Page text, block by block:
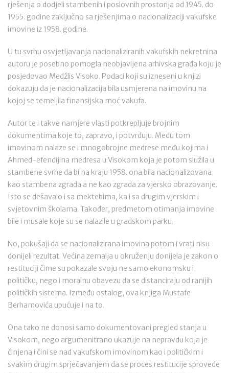
rješenja o dodjeli stambenih i poslovnih prostorija od 1945. do
1955. godine zaključno sa rješenjima o nacionalizaciji vakufske
imovine iz 1958. godine.
U tu svrhu osvjetljavanja nacionaliziranih vakufskih nekretnina
autoru je posebno pomogla neobjavljena arhivska građa koju je
posjedovao Medžlis Visoko. Podaci koji su izneseni u knjizi
dokazuju da je nacionalizacija bila usmjerena na imovinu na
kojoj se temeljila finansijska moć vakufa.
Autor te i takve namjere vlasti potkrepljuje brojnim
dokumentima koje to, zapravo, i potvrđuju. Među tom
imovinom nalaze se i mnogobrojne medrese među kojima i
Ahmed-efendijina medresa u Visokom koja je potom služila u
stambene svrhe da bi na kraju 1958. ona bila nacionalizovana
kao stambena zgrada a ne kao zgrada za vjersko obrazovanje.
Isto se dešavalo i sa mektebima, ka i sa drugim vjerskim i
svjetovnim školama. Također, predmetom otimanja imovine
bile i musale koje su se nalazile u gradskom parku.
No, pokušaji da se nacionalizirana imovina potom i vrati nisu
donijeli rezultat. Većina zemalja u okruženju donijela je zakon o
restituciji čime su pokazale svoju ne samo ekonomsku i
političku, nego i moralnu obavezu da se distanciraju od ranijih
političkih sistema. Između ostalog, ova knjiga Mustafe
Berhamovića upućuje i na to.
Ona tako ne donosi samo dokumentovani pregled stanja u
Visokom, nego argumenitrano ukazuje na nepravdu koja je
činjena i čini se nad vakufskom imovinom kao i političkim i
svakim drugim sprječavanjem da se proces restitucije sprovede